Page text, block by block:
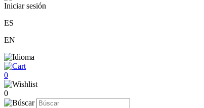
Iniciar sesión
ES
EN
0
0